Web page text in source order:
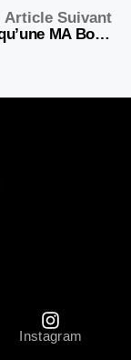
Article Suivant
Qu’est-ce qu’une MA Box RH et pourquoi est-elle essentielle ?
Instagram